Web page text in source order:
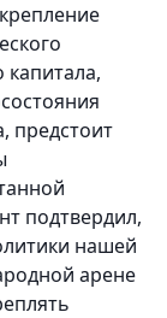
капитала,
предстоит
подтвердил,
нашей
арене